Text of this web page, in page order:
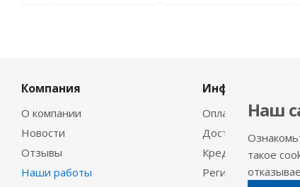
Компания
О компании
Новости
Отзывы
Наши работы
Информация
Оплата
Доставка
Кредит
Регистрация в
Наш
такое